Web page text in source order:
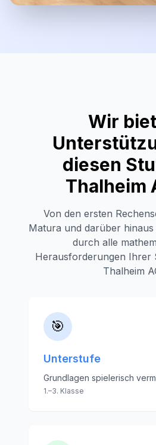
Wir
diesen
Thalheim
Von den ersten
Matura und darüber hinaus
durch alle
Herausforderungen Ihrer
Thalheim
🎯
Unterstufe
Grundlagen spielerisch
1.–3. Klasse